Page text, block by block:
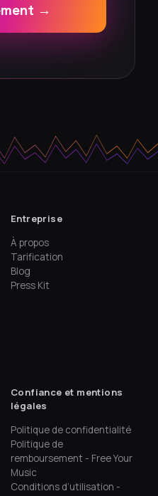
→
Entreprise
À propos
Tarification
Blog
Press Kit
Confiance et mentions
légales
Politique de confidentialité
Politique de
remboursement - Free Your
Music
Conditions d’utilisation -